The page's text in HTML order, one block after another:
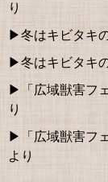
り
冬はキビタキ
冬はキビタキ
「広域獣害フ
り
「広域獣害フ
より